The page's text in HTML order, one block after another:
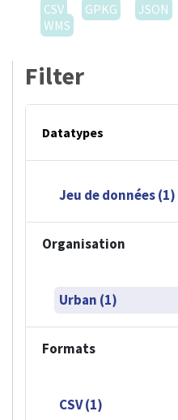
CSV
GPKG JSON
WMS
Filter
Datatypes
Jeu de données (1)
Organisation
Urban (1)
Formats
CSV (1)